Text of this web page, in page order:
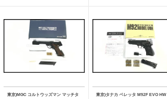
東京)MGC コルトウッズマン マッチタ
東京)タナカ ベレッタ M92F EVO HW